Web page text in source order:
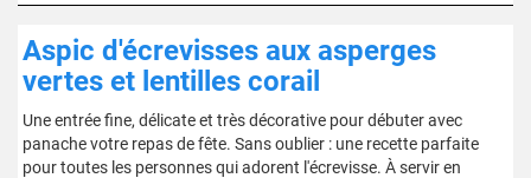
Aspic d'écrevisses aux asperges
vertes et lentilles corail
Une entrée fine, délicate et très décorative pour débuter avec
panache votre repas de fête. Sans oublier : une recette parfaite
pour toutes les personnes qui adorent l'écrevisse. À servir en